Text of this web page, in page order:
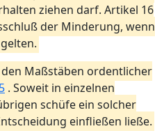
ziehen darf. Artikel 16
der Minderung, wenn
Maßstäben ordentlicher
. Soweit in einzelnen
schüfe ein solcher
einfließen ließe.